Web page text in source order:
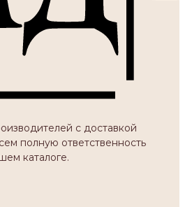
с доставкой
полную ответственность
каталоге.